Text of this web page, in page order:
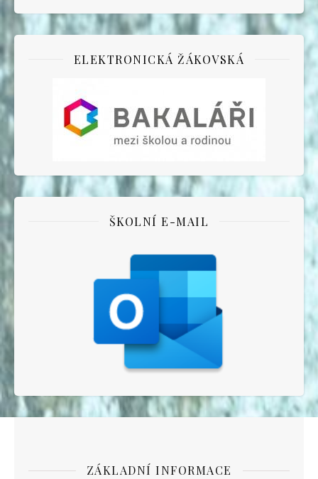
ELEKTRONICKÁ ŽÁKOVSKÁ
ŠKOLNÍ E-MAIL
ZÁKLADNÍ INFORMACE